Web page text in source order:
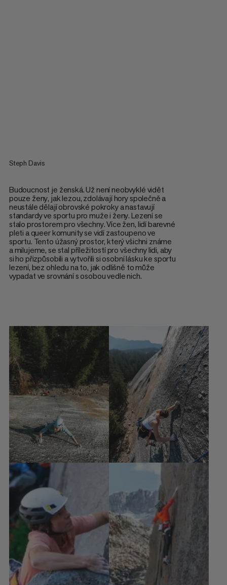
Steph Davis
Budoucnost je ženská. Už není neobvyklé vidět
pouze ženy, jak lezou, zdolávají hory společně a
neustále dělají obrovské pokroky a nastavují
standardy ve sportu pro muže i ženy. Lezení se
stalo prostorem pro všechny. Více žen, lidí barevné
pleti a queer komunity se vidí zastoupeno ve
sportu. Tento úžasný prostor, který všichni známe
a milujeme, se stal příležitostí pro všechny lidi, aby
si ho přizpůsobili a vytvořili si osobní lásku ke sportu
lezení, bez ohledu na to, jak odlišně to může
vypadat ve srovnání s osobou vedle nich.